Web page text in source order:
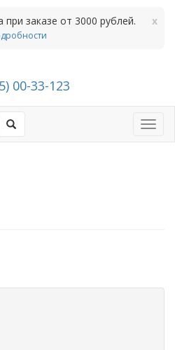
при заказе от 3000 рублей. x
00-33-123